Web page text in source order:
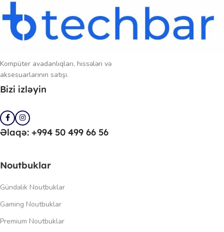
Kompüter avadanlıqları, hissələri və
aksesuarlarının satışı.
Bizi izləyin
Əlaqə: +994 50 499 66 56
Noutbuklar
Gündəlik Noutbuklar
Gaming Noutbuklar
Premium Noutbuklar